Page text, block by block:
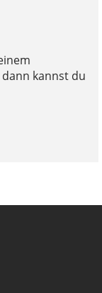
kannst du